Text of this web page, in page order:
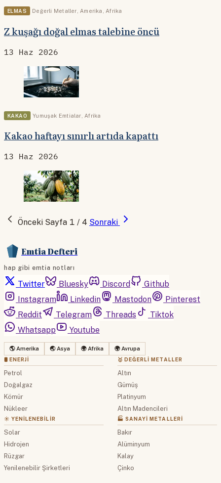
ELMAS Değerli Metaller Amerika Afrika
Z kuşağı doğal elmas talebine öncü
13 Haz 2026
KAKAO Yumuşak Emtialar Afrika
Kakao haftayı sınırlı artıda kapattı
13 Haz 2026
Önceki Sayfa 1 / 4 Sonraki
Emtia Defteri
hap gibi emtia notları
Twitter Bluesky Discord
Github
Instagram
Linkedin Mastodon
Pinterest
Reddit
Telegram Threads
Tiktok
Whatsapp
Youtube
🌎 Amerika 🌏 Asya 🌍 Afrika 🌍 Avrupa
🛢 ENERJI
Petrol
Doğalgaz
Kömür
Nükleer
☀️ YENILENEBILIR
Solar
Hidrojen
Rüzgar
Yenilenebilir Şirketleri
🥇 DEĞERLI METALLER
Altın
Gümüş
Platinyum
Altın Madencileri
🏭 SANAYI METALLERI
Bakır
Alüminyum
Kalay
Çinko